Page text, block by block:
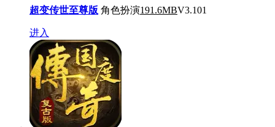
超变传世至尊版 角色扮演191.6MBV3.101
进入